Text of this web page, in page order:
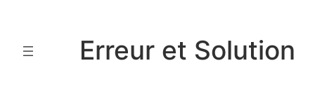
contenu
Erreur et Solution